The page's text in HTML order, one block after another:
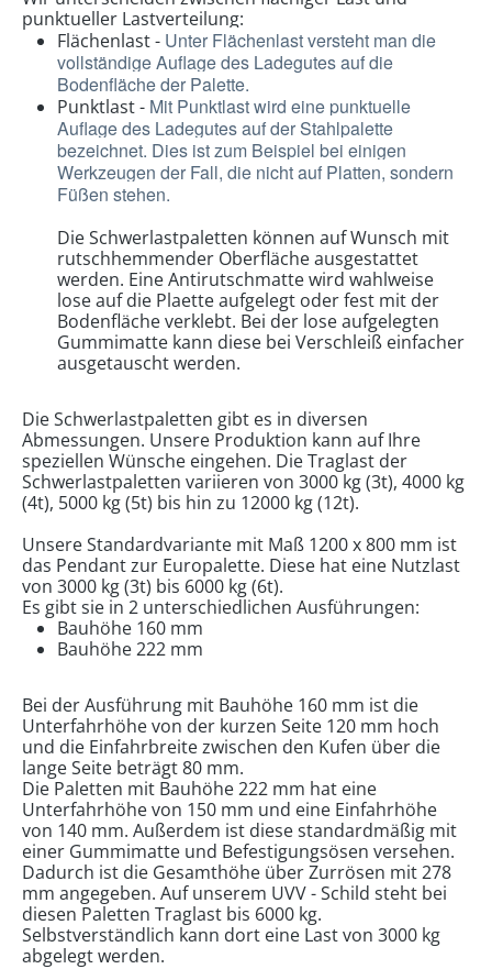
punktueller Lastverteilung:
Flächenlast - Unter Flächenlast versteht man die
vollständige Auflage des Ladegutes auf die
Bodenfläche der Palette.
Punktlast - Mit Punktlast wird eine punktuelle
Auflage des Ladegutes auf der Stahlpalette
bezeichnet. Dies ist zum Beispiel bei einigen
Werkzeugen der Fall, die nicht auf Platten, sondern
Füßen stehen.
Die Schwerlastpaletten können auf Wunsch mit
rutschhemmender Oberfläche ausgestattet
werden. Eine Antirutschmatte wird wahlweise
lose auf die Plaette aufgelegt oder fest mit der
Bodenfläche verklebt. Bei der lose aufgelegten
Gummimatte kann diese bei Verschleiß einfacher
ausgetauscht werden.
Die Schwerlastpaletten gibt es in diversen
Abmessungen. Unsere Produktion kann auf Ihre
speziellen Wünsche eingehen. Die Traglast der
Schwerlastpaletten variieren von 3000 kg (3t), 4000 kg
(4t), 5000 kg (5t) bis hin zu 12000 kg (12t).
Unsere Standardvariante mit Maß 1200 x 800 mm ist
das Pendant zur Europalette. Diese hat eine Nutzlast
von 3000 kg (3t) bis 6000 kg (6t).
Es gibt sie in 2 unterschiedlichen Ausführungen:
Bauhöhe 160 mm
Bauhöhe 222 mm
Bei der Ausführung mit Bauhöhe 160 mm ist die
Unterfahrhöhe von der kurzen Seite 120 mm hoch
und die Einfahrbreite zwischen den Kufen über die
lange Seite beträgt 80 mm.
Die Paletten mit Bauhöhe 222 mm hat eine
Unterfahrhöhe von 150 mm und eine Einfahrhöhe
von 140 mm. Außerdem ist diese standardmäßig mit
einer Gummimatte und Befestigungsösen versehen.
Dadurch ist die Gesamthöhe über Zurrösen mit 278
mm angegeben. Auf unserem UVV - Schild steht bei
diesen Paletten Traglast bis 6000 kg.
Selbstverständlich kann dort eine Last von 3000 kg
abgelegt werden.